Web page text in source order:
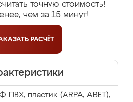
точную стоимость!
чем за 15 минут!
РАСЧЁТ
пластик (ARPA, ABET),